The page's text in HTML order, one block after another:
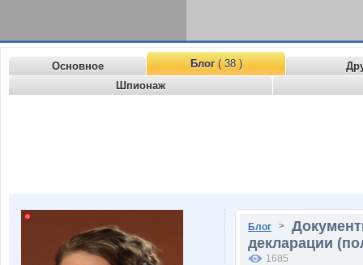
Основное Блог( 38 )
Шпионаж
Блог >
декларации
1685